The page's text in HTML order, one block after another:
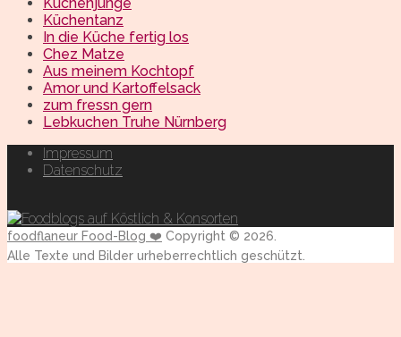
Küchentanz
In die Küche fertig los
Chez Matze
Aus meinem Kochtopf
Amor und Kartoffelsack
zum fressn gern
Lebkuchen Truhe Nürnberg
Impressum
Datenschutz
foodflaneur Food-Blog ❤️ Copyright © 2026.
Alle Texte und Bilder urheberrechtlich geschützt.